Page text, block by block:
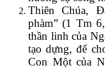
Thiên Chúa,
phàm” (1 Tm
thần linh của
tạo dựng, để
Con Một của